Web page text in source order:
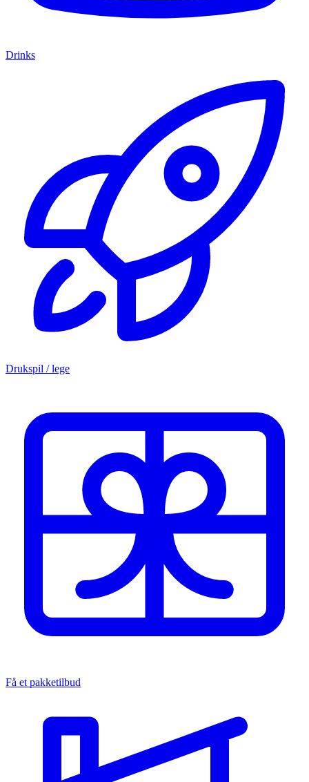
Drinks
Drukspil / lege
Få et pakketilbud